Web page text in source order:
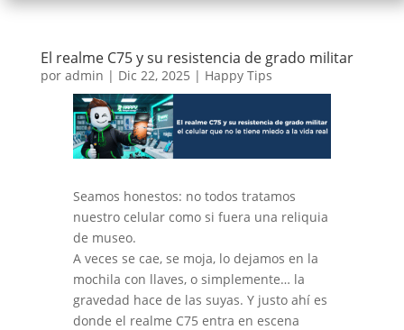
El realme C75 y su resistencia de grado militar
por admin | Dic 22, 2025 | Happy Tips
Seamos honestos: no todos tratamos
nuestro celular como si fuera una reliquia
de museo.
A veces se cae, se moja, lo dejamos en la
mochila con llaves, o simplemente… la
gravedad hace de las suyas. Y justo ahí es
donde el realme C75 entra en escena